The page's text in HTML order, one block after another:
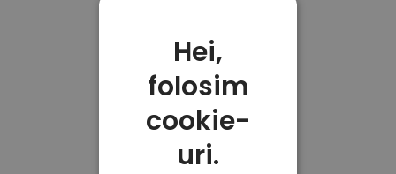
Hei,
folosim
cookie-
uri.